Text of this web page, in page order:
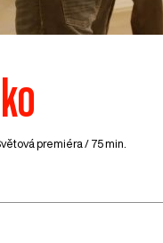
premiéra / 75 min.